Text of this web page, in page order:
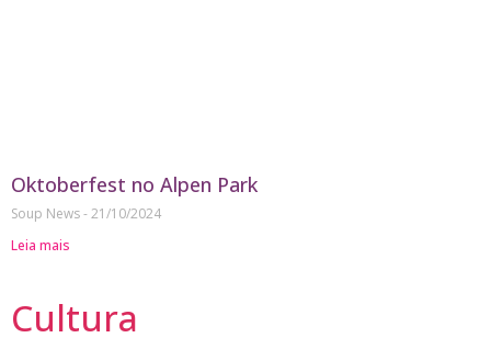
Oktoberfest no Alpen Park
Soup News 21/10/2024
Leia mais
Cultura